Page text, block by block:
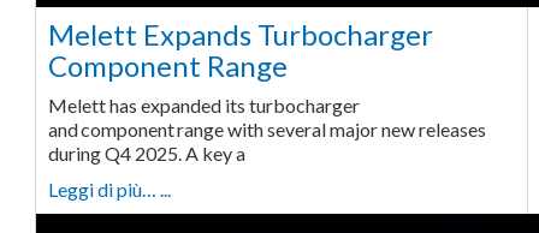
Melett Expands Turbocharger
Component Range
Melett has expanded its turbocharger
and component range with several major new releases
during Q4 2025. A key a
Leggi di più… ...